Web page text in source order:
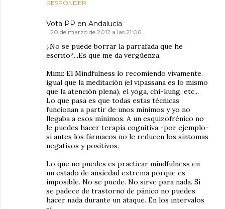
RESPONDER
Vota PP en Andalucía
20 de marzo de 2012 a las 21:06
¿No se puede borrar la parrafada que he
escrito?...Es que me da vergüenza.
Mimi: El Mindfulness lo recomiendo vívamente,
igual que la meditación (el vipassana es lo mismo
que la atención plena), el yoga, chi-kung, etc...
Lo que pasa es que todas estas técnicas
funcionan a partir de unos mínimos y yo no
llegaba a esos mínimos. A un esquizofrénico no
le puedes hacer terapia cognitiva -por ejemplo-
si antes los fármacos no le reducen los síntomas
negativos y positivos.
Lo que no puedes es practicar mindfulness en
un estado de ansiedad extrema porque es
imposible. No se puede. No sirve para nada. Si
se padece de trastorno de pánico no puedes
hacer nada durante un ataque. En los intervalos